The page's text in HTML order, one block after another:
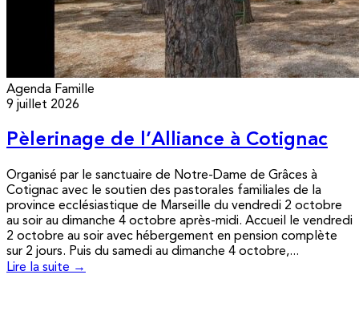
Agenda Famille
9 juillet 2026
Pèlerinage de l’Alliance à Cotignac
Organisé par le sanctuaire de Notre-Dame de Grâces à
Cotignac avec le soutien des pastorales familiales de la
province ecclésiastique de Marseille du vendredi 2 octobre
au soir au dimanche 4 octobre après-midi. Accueil le vendredi
2 octobre au soir avec hébergement en pension complète
sur 2 jours. Puis du samedi au dimanche 4 octobre,...
Lire la suite →